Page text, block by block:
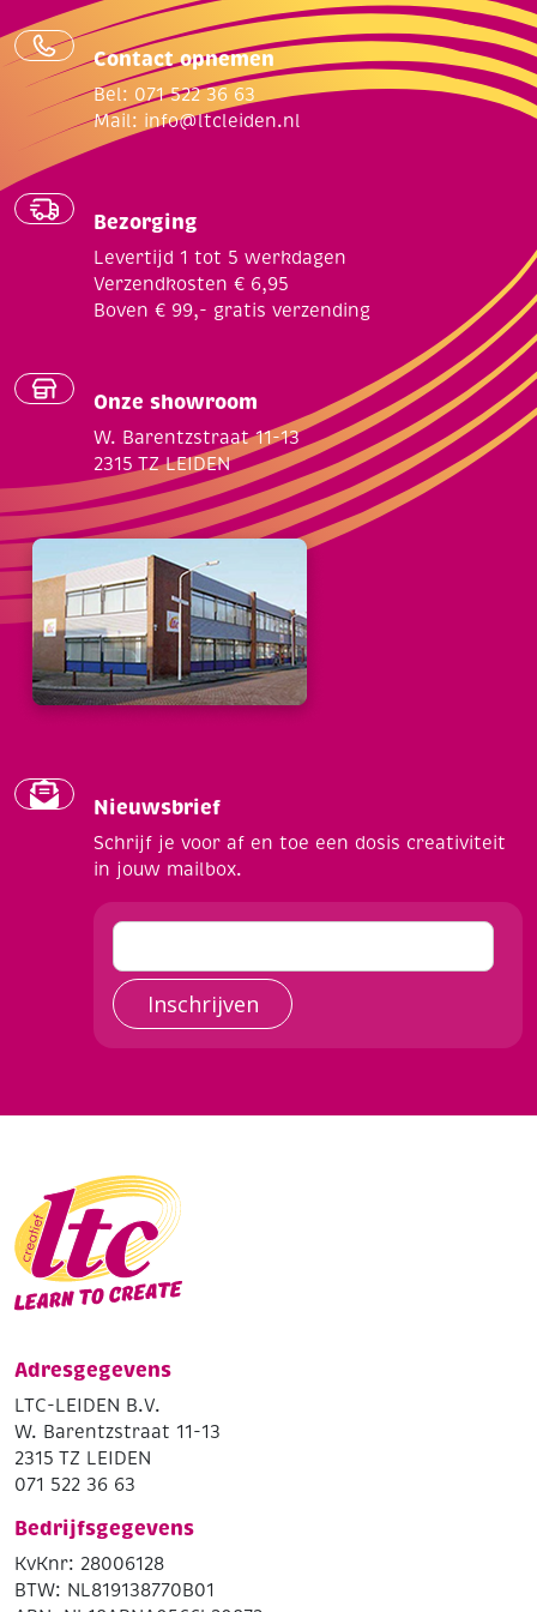
Contact opnemen
Bel: 071 522 36 63
Mail: info@ltcleiden.nl
Bezorging
Levertijd 1 tot 5 werkdagen
Verzendkosten € 6,95
Boven € 99,- gratis verzending
Onze showroom
W. Barentzstraat 11-13
2315 TZ LEIDEN
Nieuwsbrief
Schrijf je voor af en toe een dosis creativiteit
in jouw mailbox.
Inschrijven
Adresgegevens
LTC-LEIDEN B.V.
W. Barentzstraat 11-13
2315 TZ LEIDEN
071 522 36 63
Bedrijfsgegevens
KvKnr: 28006128
BTW: NL819138770B01